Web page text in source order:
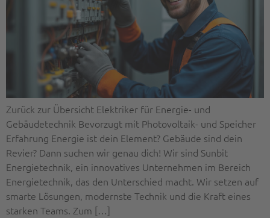
Zurück zur Übersicht Elektriker für Energie- und
Gebäudetechnik Bevorzugt mit Photovoltaik- und Speicher
Erfahrung Energie ist dein Element? Gebäude sind dein
Revier? Dann suchen wir genau dich! Wir sind Sunbit
Energietechnik, ein innovatives Unternehmen im Bereich
Energietechnik, das den Unterschied macht. Wir setzen auf
smarte Lösungen, modernste Technik und die Kraft eines
starken Teams. Zum […]